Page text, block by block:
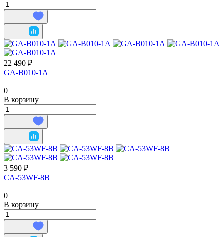
22 490 ₽
GA-B010-1A
0
В корзину
3 590 ₽
CA-53WF-8B
0
В корзину